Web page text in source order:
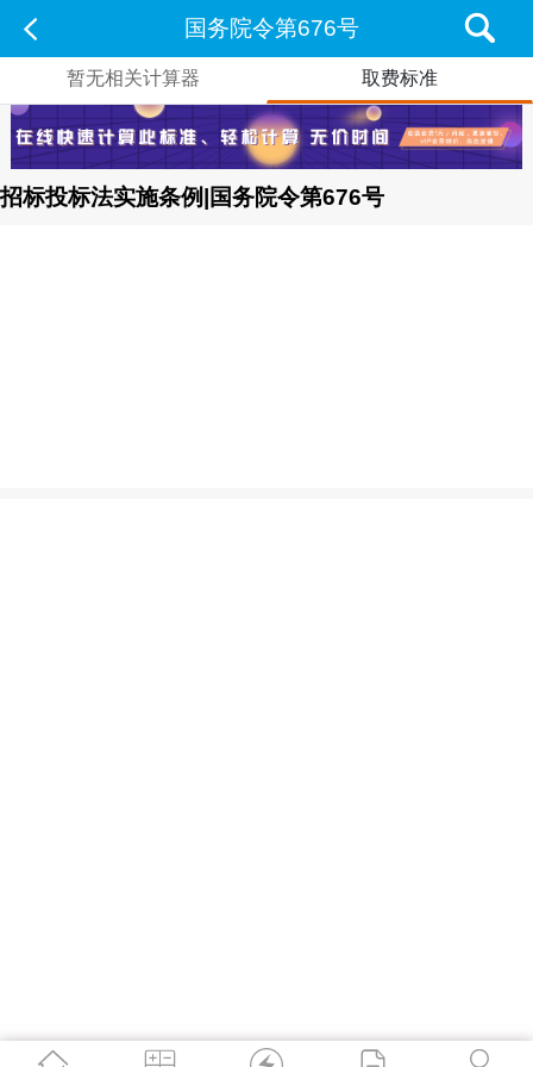
国务院令第676号
暂无相关计算器 取费标准
招标投标法实施条例|国务院令第676号